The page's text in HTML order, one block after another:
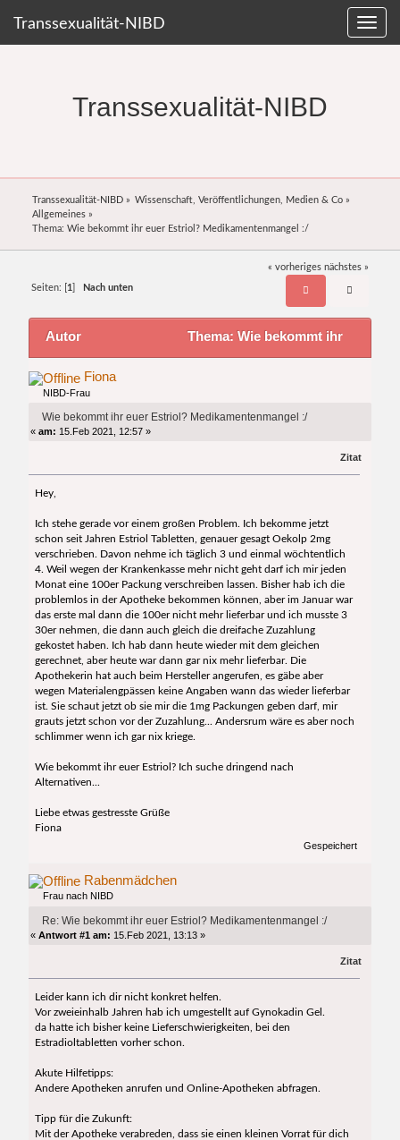
Transsexualität-NIBD
Transsexualität-NIBD
Transsexualität-NIBD» Wissenschaft, Veröffentlichungen, Medien & Co »
Allgemeines»
Thema: Wie bekommt ihr euer Estriol? Medikamentenmangel :/
« vorheriges nächstes »
Seiten: [ 1 Nach unten
Autor Thema: Wie bekommt ihr
euer Estriol? Medikamentenmangel :/ (Gelesen
Fiona
NIBD-Frau
Wie bekommt ihr euer Estriol? Medikamentenmangel :/
«am: 15.Feb 2021, 12:57 »
Zitat
Hey,
Ich stehe gerade vor einem großen Problem. Ich bekomme jetzt
schon seit Jahren Estriol Tabletten, genauer gesagt Oekolp 2mg
verschrieben. Davon nehme ich täglich 3 und einmal wöchtentlich
4. Weil wegen der Krankenkasse mehr nicht geht darf ich mir jeden
Monat eine 100er Packung verschreiben lassen. Bisher hab ich die
problemlos in der Apotheke bekommen können, aber im Januar war
das erste mal dann die 100er nicht mehr lieferbar und ich musste 3
30er nehmen, die dann auch gleich die dreifache Zuzahlung
gekostet haben. Ich hab dann heute wieder mit dem gleichen
gerechnet, aber heute war dann gar nix mehr lieferbar. Die
Apothekerin hat auch beim Hersteller angerufen, es gäbe aber
wegen Materialengpässen keine Angaben wann das wieder lieferbar
ist. Sie schaut jetzt ob sie mir die 1mg Packungen geben darf, mir
grauts jetzt schon vor der Zuzahlung... Andersrum wäre es aber noch
schlimmer wenn ich gar nix kriege.
Wie bekommt ihr euer Estriol? Ich suche dringend nach
Alternativen...
Liebe etwas gestresste Grüße
Fiona
Gespeichert
Rabenmädchen
Frau nach NIBD
Re: Wie bekommt ihr euer Estriol? Medikamentenmangel :/
«Antwort #1 am: 15.Feb 2021, 13:13 »
Zitat
Leider kann ich dir nicht konkret helfen.
Vor zweieinhalb Jahren hab ich umgestellt auf Gynokadin Gel.
da hatte ich bisher keine Lieferschwierigkeiten, bei den
Estradioltabletten vorher schon.
Akute Hilfetipps:
Andere Apotheken anrufen und Online-Apotheken abfragen.
Tipp für die Zukunft:
Mit der Apotheke verabreden, dass sie einen kleinen Vorrat für dich